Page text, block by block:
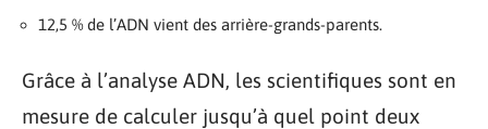
12,5 % de l’ADN vient des arrière-grands-parents.
Grâce à l’analyse ADN, les scientifiques sont en
mesure de calculer jusqu’à quel point deux